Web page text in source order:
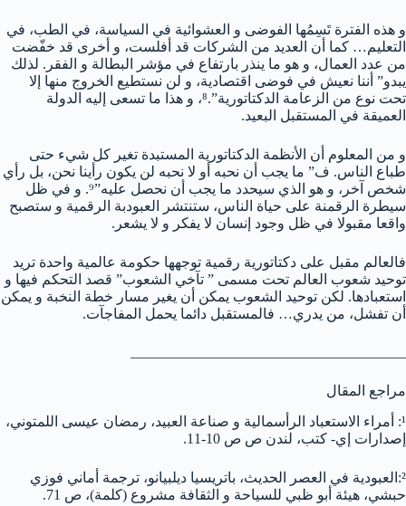
و هذه الفترة تَسِمُها الفوضى و العشوائية في السياسة، في الطب، في
التعليم… كما أن العديد من الشركات قد أفلست، و أخرى قد خفّضت
من عدد العمال، و هو ما ينذر بارتفاع في مؤشر البطالة و الفقر. لذلك
يبدو” أننا نعيش في فوضى اقتصادية، و لن نستطيع الخروج منها إلا
تحت نوع من الزعامة الدكتاتورية”.⁸، و هذا ما تسعى إليه الدولة
العميقة في المستقبل البعيد.
و من المعلوم أن الأنظمة الدكتاتورية المستبدة تغير كل شيء حتى
طباع الناس. ف” ما يجب أن نحبه أو لا نحبه لن يكون رأينا نحن، بل رأي
شخص آخر، و هو الذي سيحدد ما يجب أن نحصل عليه”⁹. و في ظل
سيطرة الرقمنة على حياة الناس، ستنتشر العبودبة الرقمية و ستصبح
واقعا مقبولا في ظل وجود إنسان لا يفكر و لا يشعر.
فالعالم مقبل على دكتاتورية رقمية توجهها حكومة عالمية واحدة تريد
توحيد شعوب العالم تحت مسمى ” تآخي الشعوب” قصد التحكم فيها و
استعبادها. لكن توحيد الشعوب يمكن أن يغير مسار خطة النخبة و يمكن
أن تفشل، من يدري… فالمستقبل دائما يحمل المفاجآت.
مراجع المقال
¹: أمراء الاستعباد الرأسمالية و صناعة العبيد، رمضان عيسى اللمتوني،
إصدارات إي- كتب، لندن ص ص 10-11.
²:العبودية في العصر الحديث، باتريسيا ديلبيانو، ترجمة أماني فوزي
حبشي، هيئة أبو ظبي للسياحة و الثقافة مشروع (كلمة)، ص 71.